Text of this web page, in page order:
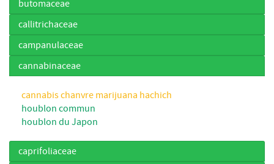
butomaceae
callitrichaceae
campanulaceae
cannabinaceae
cannabis chanvre marijuana hachich
houblon commun
houblon du Japon
caprifoliaceae